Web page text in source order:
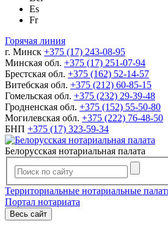
Es
Fr
Горячая линия
г. Минск +375 (17) 243-08-95
Минская обл. +375 (17) 251-07-94
Брестская обл. +375 (162) 52-14-57
Витебская обл. +375 (212) 60-85-15
Гомельская обл. +375 (232) 29-39-48
Гродненская обл. +375 (152) 55-50-80
Могилевская обл. +375 (222) 76-48-50
БНП +375 (17) 323-59-34
Белорусская нотариальная палата
Территориальные нотариальные
Портал нотариата
Весь сайт